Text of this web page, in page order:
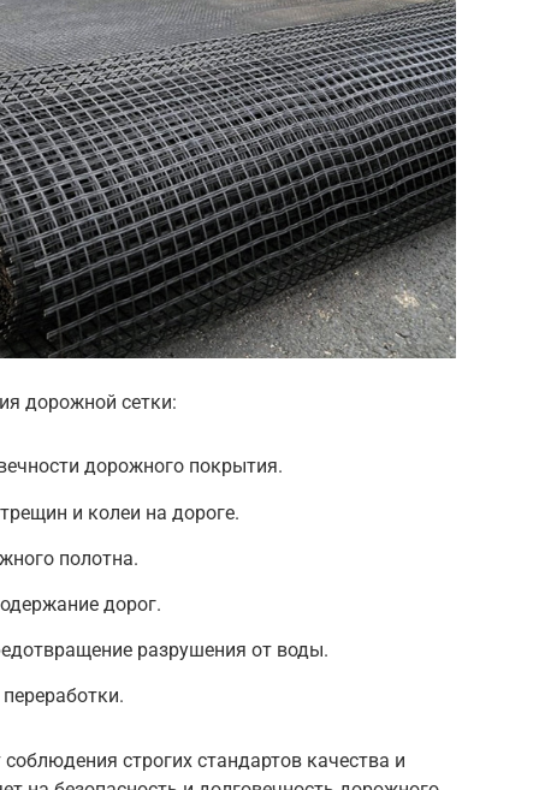
дорожной сетки:
дорожного покрытия.
и колеи на дороге.
полотна.
дорог.
разрушения от воды.
соблюдения строгих стандартов качества и